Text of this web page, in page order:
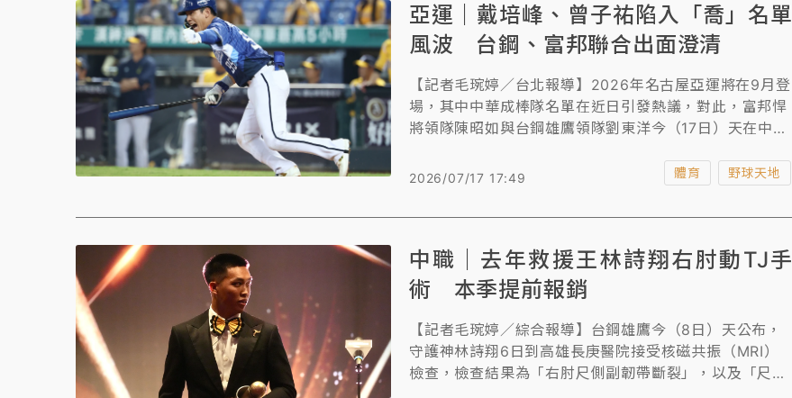
亞運｜戴培峰、曾子祐陷入「喬」名單
風波 台鋼、富邦聯合出面澄清
【記者毛琬婷／台北報導】2026年名古屋亞運將在9月登
場，其中中華成棒隊名單在近日引發熱議，對此，富邦悍
將領隊陳昭如與台鋼雄鷹領隊劉東洋今（17日）天在中職
單去做協商，但強調，若中華隊還是希望選戴培峰、曾子
2026/07/17 17:49 體育 野球天地
中職｜去年救援王林詩翔右肘動TJ手
術 本季提前報銷
【記者毛琬婷／綜合報導】台鋼雄鷹今（8日）天公布，
守護神林詩翔6日到高雄長庚醫院接受核磁共振（MRI）
檢查，檢查結果為「右肘尺側副韌帶斷裂」，以及「尺側